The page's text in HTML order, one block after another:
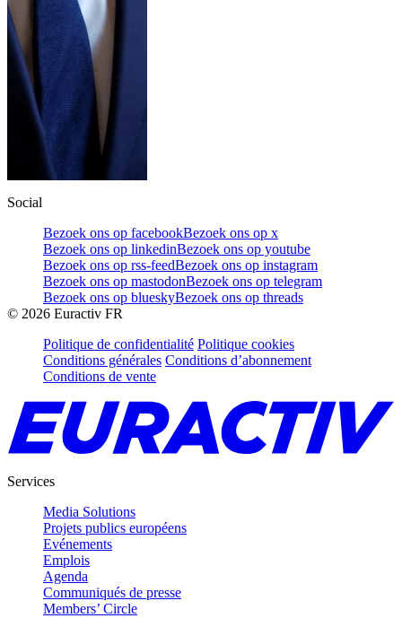
Social
Bezoek ons op facebookBezoek ons op x
Bezoek ons op linkedinBezoek ons op youtube
Bezoek ons op rss-feedBezoek ons op instagram
Bezoek ons op mastodonBezoek ons op telegram
Bezoek ons op blueskyBezoek ons op threads
© 2026 Euractiv FR
Politique de confidentialité Politique cookies
Conditions générales Conditions d’abonnement
Conditions de vente
Services
Media Solutions
Projets publics européens
Evénements
Emplois
Agenda
Communiqués de presse
Members’ Circle